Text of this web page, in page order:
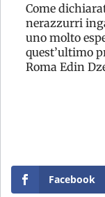
Come
nerazzurri
uno molto
quest’ultimo
Roma Edin
Facebook